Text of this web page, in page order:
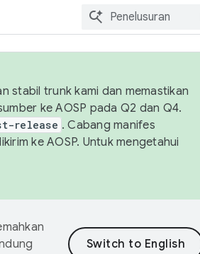
stabil trunk kami dan memastikan
ke AOSP pada Q2 dan Q4.
release . Cabang manifes
ke AOSP. Untuk mengetahui